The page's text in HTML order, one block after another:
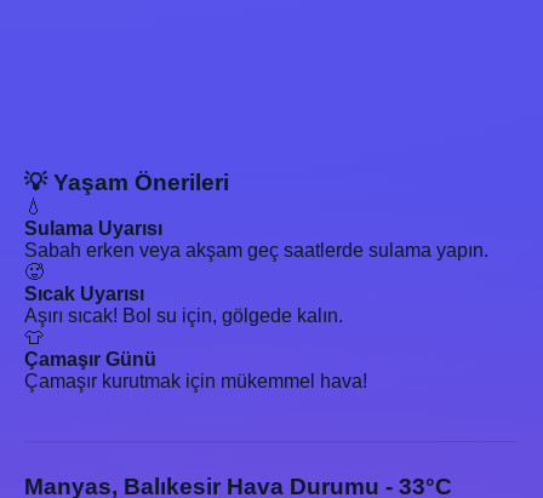
💡 Yaşam Önerileri
💧
Sulama Uyarısı
Sabah erken veya akşam geç saatlerde sulama yapın.
🥵
Sıcak Uyarısı
Aşırı sıcak! Bol su için, gölgede kalın.
👕
Çamaşır Günü
Çamaşır kurutmak için mükemmel hava!
Manyas, Balıkesir Hava Durumu - 33°C